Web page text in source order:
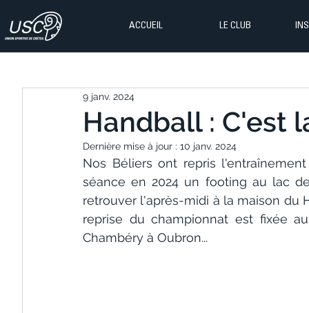
ACCUEIL LE CLUB
Handball : C'est
9 janv. 2024
Dernière mise à jour : 10 janv. 2024
Nos Béliers ont repris
séance en 2024 un footing au lac
retrouver l'après-midi à la maison du
reprise du championnat est fixée
Chambéry à Oubron...